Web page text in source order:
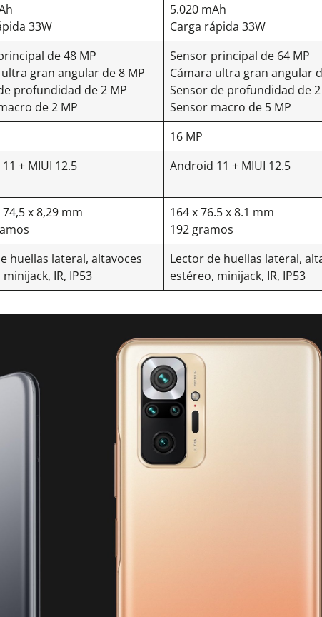
33W
5.020 mAh
Carga rápida 33W
de 48 MP
gran angular de 8 MP
profundidad de 2 MP
de 2 MP
Sensor principal de 64 MP
Cámara ultra gran angular
Sensor de profundidad de 2
Sensor macro de 5 MP
16 MP
+ MIUI 12.5 Android 11 + MIUI 12.5
74,5 x 8,29 mm
164 x 76.5 x 8.1 mm
192 gramos
huellas lateral, altavoces
IR, IP53
Lector de huellas lateral,
estéreo, minijack, IR, IP53